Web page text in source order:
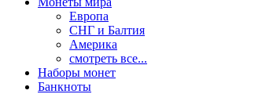
Европа
СНГ и Балтия
Америка
смотреть все...
Наборы монет
Банкноты